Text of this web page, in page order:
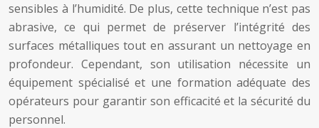
sensibles à l’humidité. De plus, cette technique n’est pas
abrasive, ce qui permet de préserver l’intégrité des
surfaces métalliques tout en assurant un nettoyage en
profondeur. Cependant, son utilisation nécessite un
équipement spécialisé et une formation adéquate des
opérateurs pour garantir son efficacité et la sécurité du
personnel.